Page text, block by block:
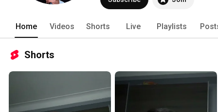
Home Videos Shorts Live Playlists
Shorts